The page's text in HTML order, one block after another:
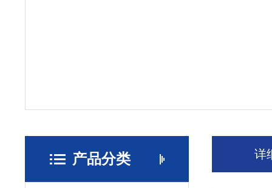
产品分类 详